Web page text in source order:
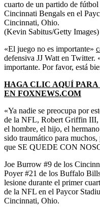
cuarto de un partido de
Cincinnati Bengals en el
Cincinnati, Ohio.
(Kevin Sabitus/Getty Images)
«El juego no es importante»
defensiva JJ Watt en
importante. Por favor, está
HAGA CLIC AQUÍ
EN FOXNEWS.COM
«Ya nadie se preocupa por
de la NFL, Robert Griffin III,
el hombre, el hijo, el
sido traumático para
que SE QUEDE CON
Joe Burrow #9 de los
Poyer #21 de los Buffalo
lesione durante el primer
de la NFL en el Paycor
Cincinnati, Ohio.